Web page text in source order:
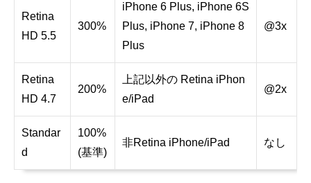
Retina
HD 5.5
300%
iPhone 6 Plus, iPhone 6S
Plus, iPhone 7, iPhone 8
Plus
@3x
Retina
HD 4.7
200%
上記以外の Retina iPhon
e/iPad
@2x
Standar
d
100%
(基準)
非Retina iPhone/iPad なし